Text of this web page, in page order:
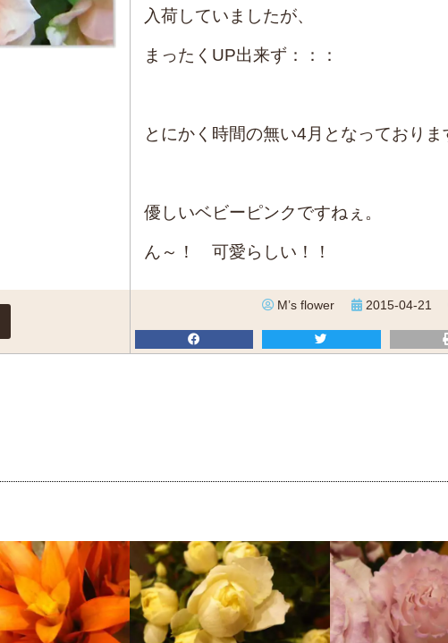
入荷していましたが、
まったくUP出来ず：：：
とにかく時間の無い4月となっておりま
優しいベビーピンクですねぇ。
ん～！ 可愛らしい！！
M’s flower 2015-04-21